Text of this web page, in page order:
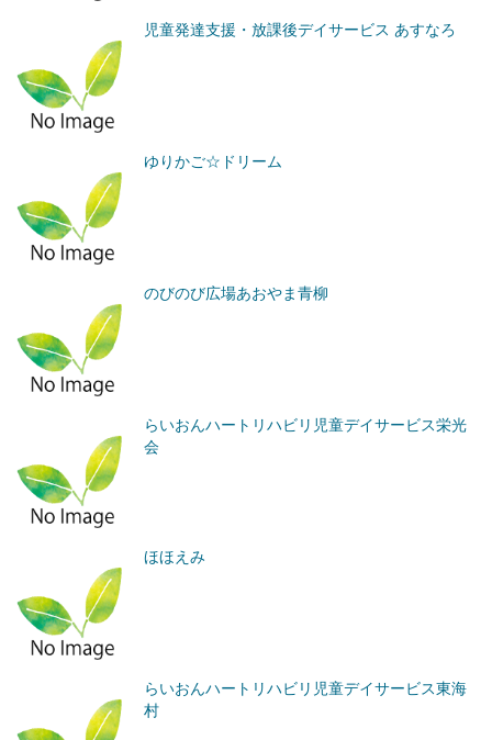
児童発達支援・放課後デイサービス あすなろ
ゆりかご☆ドリーム
のびのび広場あおやま青柳
らいおんハートリハビリ児童デイサービス栄光
会
ほほえみ
らいおんハートリハビリ児童デイサービス東海
村